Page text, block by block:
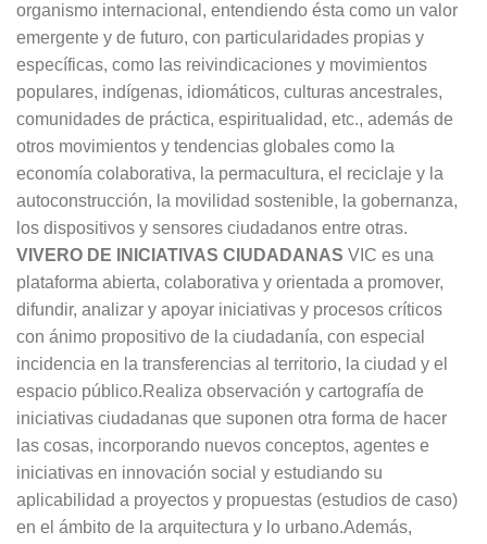
organismo internacional, entendiendo ésta como un valor
emergente y de futuro, con particularidades propias y
específicas, como las reivindicaciones y movimientos
populares, indígenas, idiomáticos, culturas ancestrales,
comunidades de práctica, espiritualidad, etc., además de
otros movimientos y tendencias globales como la
economía colaborativa, la permacultura, el reciclaje y la
autoconstrucción, la movilidad sostenible, la gobernanza,
los dispositivos y sensores ciudadanos entre otras.
VIVERO DE INICIATIVAS CIUDADANAS VIC es una
plataforma abierta, colaborativa y orientada a promover,
difundir, analizar y apoyar iniciativas y procesos críticos
con ánimo propositivo de la ciudadanía, con especial
incidencia en la transferencias al territorio, la ciudad y el
espacio público.Realiza observación y cartografía de
iniciativas ciudadanas que suponen otra forma de hacer
las cosas, incorporando nuevos conceptos, agentes e
iniciativas en innovación social y estudiando su
aplicabilidad a proyectos y propuestas (estudios de caso)
en el ámbito de la arquitectura y lo urbano.Además,